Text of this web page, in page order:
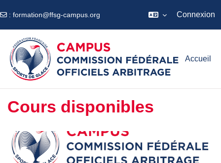
: formation@ffsg-campus.org Connexion
Accueil
Cours disponibles